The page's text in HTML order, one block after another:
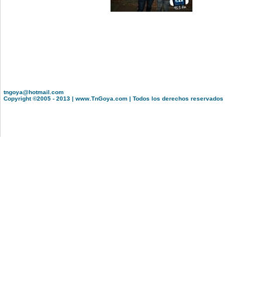
tngoya@hotmail.com
Copyright ©2005 - 2013 | www.TnGoya.com | Todos los derechos reservados